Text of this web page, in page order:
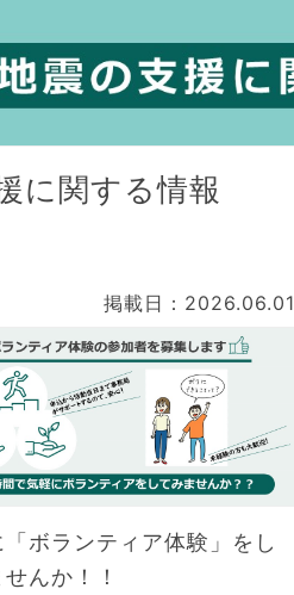
に関する情報
掲載日：2026.06.01
ボランティア体験」をし
んか！！